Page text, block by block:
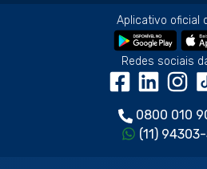
Aplicativo oficial
Redes sociais
0800 010
(11)